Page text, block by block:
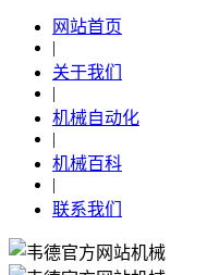
网站首页
|
关于我们
|
机械自动化
|
机械百科
|
联系我们